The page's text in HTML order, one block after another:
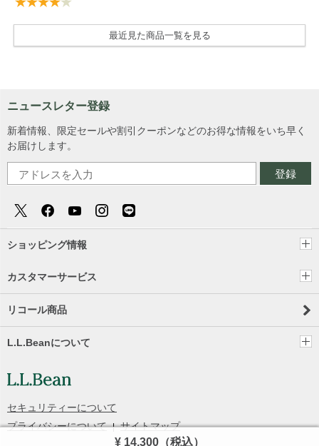
¥ 14,300 （税込）
最近見た商品一覧を見る
ニュースレター登録
新着情報、限定セールや割引クーポンなどのお得な情報をいち早く
お届けします。
登録
ショッピング情報
カスタマーサービス
リコール商品
L.L.Beanについて
セキュリティーについて
プライバシーについて
サイトマップ